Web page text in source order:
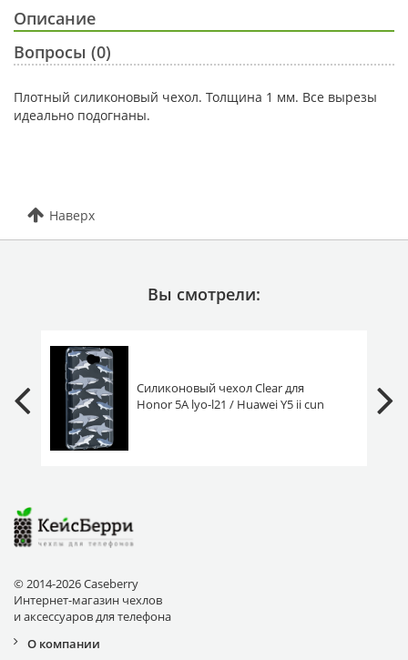
Описание
Вопросы (0)
Плотный силиконовый чехол. Толщина 1 мм. Все вырезы
идеально подогнаны.
Наверх
Вы смотрели:
Силиконовый чехол Clear для
Honor 5A lyo-l21 / Huawei Y5 ii cun
© 2014-2026 Caseberry
Интернет-магазин чехлов
и аксессуаров для телефона
О компании